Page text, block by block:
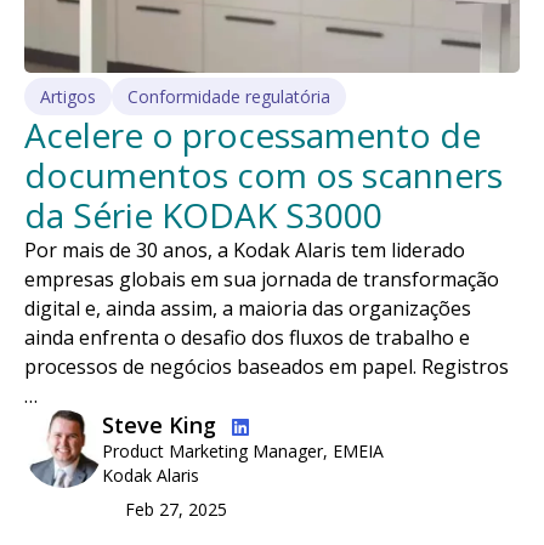
Artigos Conformidade regulatória
Acelere o processamento de
documentos com os scanners
da Série KODAK S3000
Por mais de 30 anos, a Kodak Alaris tem liderado
empresas globais em sua jornada de transformação
digital e, ainda assim, a maioria das organizações
ainda enfrenta o desafio dos fluxos de trabalho e
processos de negócios baseados em papel. Registros
…
Imagem
Steve King
Product Marketing Manager, EMEIA
Kodak Alaris
Feb 27, 2025